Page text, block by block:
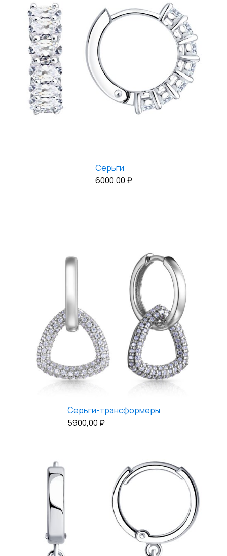
Серьги
6000,00 ₽
Серьги-трансформеры
5900,00 ₽